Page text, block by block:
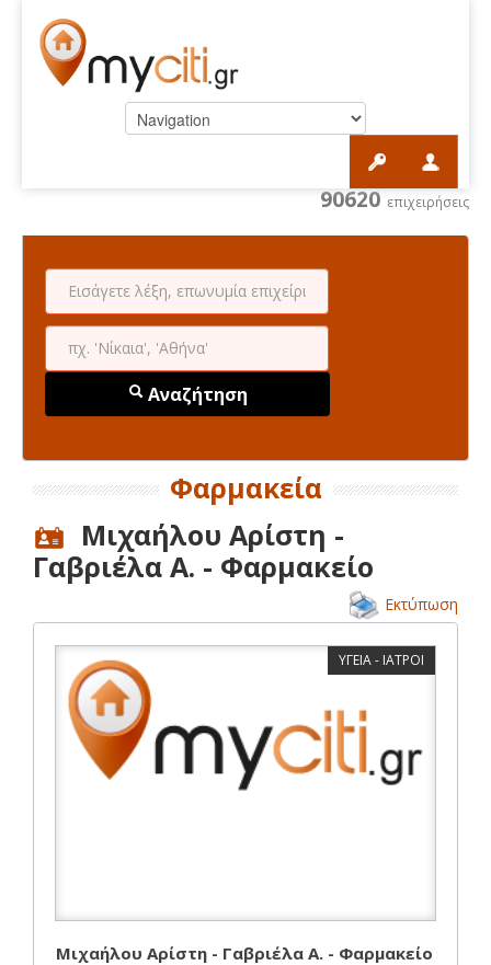
90620 επιχειρήσεις
Αναζήτηση
Φαρμακεία
Μιχαήλου Αρίστη -
Γαβριέλα Α. - Φαρμακείο
Εκτύπωση
ΥΓΕΙΑ - ΙΑΤΡΟΙ
Μιχαήλου Αρίστη - Γαβριέλα Α. - Φαρμακείο